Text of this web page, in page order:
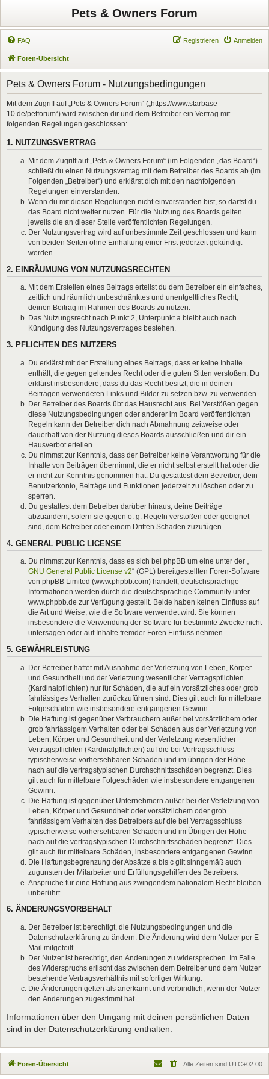
Pets & Owners Forum
FAQ Anmelden
Registrieren
Foren-Übersicht
Pets & Owners Forum - Nutzungsbedingungen
Mit dem Zugriff auf „Pets & Owners Forum“ („https://www.starbase-
10.de/petforum“) wird zwischen dir und dem Betreiber ein Vertrag mit
folgenden Regelungen geschlossen:
1. NUTZUNGSVERTRAG
Mit dem Zugriff auf „Pets & Owners Forum“ (im Folgenden „das Board“)
schließt du einen Nutzungsvertrag mit dem Betreiber des Boards ab (im
Folgenden „Betreiber“) und erklärst dich mit den nachfolgenden
Regelungen einverstanden.
Wenn du mit diesen Regelungen nicht einverstanden bist, so darfst du
das Board nicht weiter nutzen. Für die Nutzung des Boards gelten
jeweils die an dieser Stelle veröffentlichten Regelungen.
Der Nutzungsvertrag wird auf unbestimmte Zeit geschlossen und kann
von beiden Seiten ohne Einhaltung einer Frist jederzeit gekündigt
werden.
2. EINRÄUMUNG VON NUTZUNGSRECHTEN
Mit dem Erstellen eines Beitrags erteilst du dem Betreiber ein einfaches,
zeitlich und räumlich unbeschränktes und unentgeltliches Recht,
deinen Beitrag im Rahmen des Boards zu nutzen.
Das Nutzungsrecht nach Punkt 2, Unterpunkt a bleibt auch nach
Kündigung des Nutzungsvertrages bestehen.
3. PFLICHTEN DES NUTZERS
Du erklärst mit der Erstellung eines Beitrags, dass er keine Inhalte
enthält, die gegen geltendes Recht oder die guten Sitten verstoßen. Du
erklärst insbesondere, dass du das Recht besitzt, die in deinen
Beiträgen verwendeten Links und Bilder zu setzen bzw. zu verwenden.
Der Betreiber des Boards übt das Hausrecht aus. Bei Verstößen gegen
diese Nutzungsbedingungen oder anderer im Board veröffentlichten
Regeln kann der Betreiber dich nach Abmahnung zeitweise oder
dauerhaft von der Nutzung dieses Boards ausschließen und dir ein
Hausverbot erteilen.
Du nimmst zur Kenntnis, dass der Betreiber keine Verantwortung für die
Inhalte von Beiträgen übernimmt, die er nicht selbst erstellt hat oder die
er nicht zur Kenntnis genommen hat. Du gestattest dem Betreiber, dein
Benutzerkonto, Beiträge und Funktionen jederzeit zu löschen oder zu
sperren.
Du gestattest dem Betreiber darüber hinaus, deine Beiträge
abzuändern, sofern sie gegen o. g. Regeln verstoßen oder geeignet
sind, dem Betreiber oder einem Dritten Schaden zuzufügen.
4. GENERAL PUBLIC LICENSE
Du nimmst zur Kenntnis, dass es sich bei phpBB um eine unter der „
GNU General Public License v2“ (GPL) bereitgestellten Foren-Software
von phpBB Limited (www.phpbb.com) handelt; deutschsprachige
Informationen werden durch die deutschsprachige Community unter
www.phpbb.de zur Verfügung gestellt. Beide haben keinen Einfluss auf
die Art und Weise, wie die Software verwendet wird. Sie können
insbesondere die Verwendung der Software für bestimmte Zwecke nicht
untersagen oder auf Inhalte fremder Foren Einfluss nehmen.
5. GEWÄHRLEISTUNG
Der Betreiber haftet mit Ausnahme der Verletzung von Leben, Körper
und Gesundheit und der Verletzung wesentlicher Vertragspflichten
(Kardinalpflichten) nur für Schäden, die auf ein vorsätzliches oder grob
fahrlässiges Verhalten zurückzuführen sind. Dies gilt auch für mittelbare
Folgeschäden wie insbesondere entgangenen Gewinn.
Die Haftung ist gegenüber Verbrauchern außer bei vorsätzlichem oder
grob fahrlässigem Verhalten oder bei Schäden aus der Verletzung von
Leben, Körper und Gesundheit und der Verletzung wesentlicher
Vertragspflichten (Kardinalpflichten) auf die bei Vertragsschluss
typischerweise vorhersehbaren Schäden und im übrigen der Höhe
nach auf die vertragstypischen Durchschnittsschäden begrenzt. Dies
gilt auch für mittelbare Folgeschäden wie insbesondere entgangenen
Gewinn.
Die Haftung ist gegenüber Unternehmern außer bei der Verletzung von
Leben, Körper und Gesundheit oder vorsätzlichem oder grob
fahrlässigem Verhalten des Betreibers auf die bei Vertragsschluss
typischerweise vorhersehbaren Schäden und im Übrigen der Höhe
nach auf die vertragstypischen Durchschnittsschäden begrenzt. Dies
gilt auch für mittelbare Schäden, insbesondere entgangenen Gewinn.
Die Haftungsbegrenzung der Absätze a bis c gilt sinngemäß auch
zugunsten der Mitarbeiter und Erfüllungsgehilfen des Betreibers.
Ansprüche für eine Haftung aus zwingendem nationalem Recht bleiben
unberührt.
6. ÄNDERUNGSVORBEHALT
Der Betreiber ist berechtigt, die Nutzungsbedingungen und die
Datenschutzerklärung zu ändern. Die Änderung wird dem Nutzer per E-
Mail mitgeteilt.
Der Nutzer ist berechtigt, den Änderungen zu widersprechen. Im Falle
des Widerspruchs erlischt das zwischen dem Betreiber und dem Nutzer
bestehende Vertragsverhältnis mit sofortiger Wirkung.
Die Änderungen gelten als anerkannt und verbindlich, wenn der Nutzer
den Änderungen zugestimmt hat.
Informationen über den Umgang mit deinen persönlichen Daten
sind in der Datenschutzerklärung enthalten.
Foren-Übersicht Alle Zeiten sind UTC+02:00